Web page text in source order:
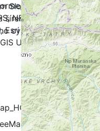
OpenCycleMap
- Cyklistika
NAVTEQ, TomTom,
NRCAN, GeoBase,
Esri Japan, METI, Esri
User Community
Slovenského
je možné iba s
cykloklubu.